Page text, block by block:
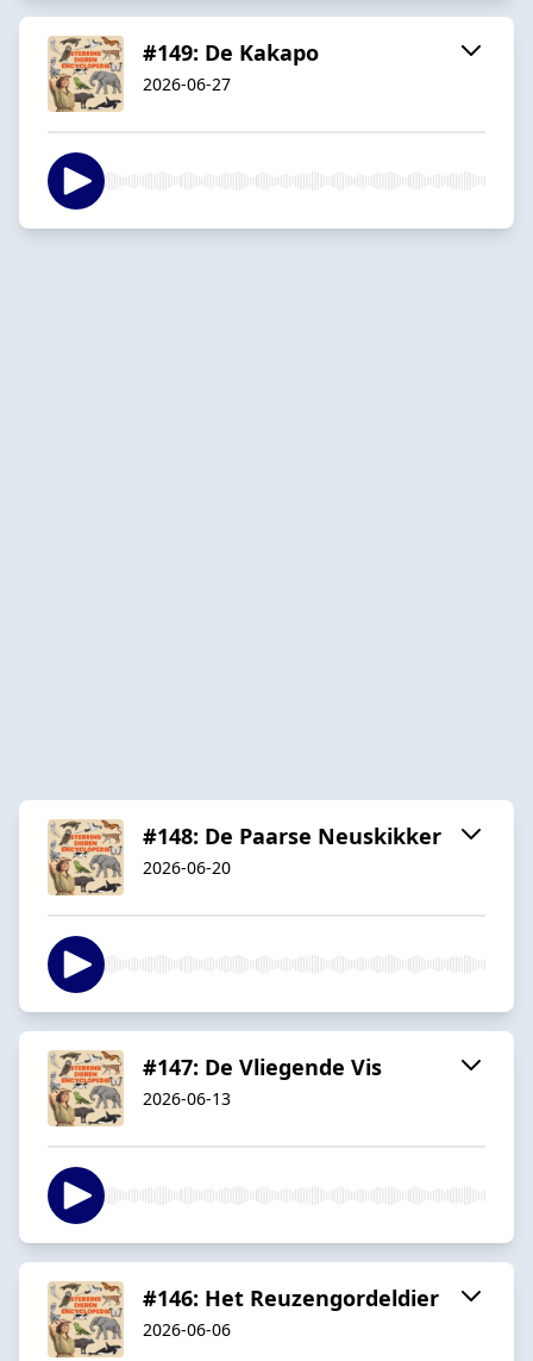
#149: De Kakapo
2026-06-27
#148: De Paarse Neuskikker
2026-06-20
#147: De Vliegende Vis
2026-06-13
#146: Het Reuzengordeldier
2026-06-06